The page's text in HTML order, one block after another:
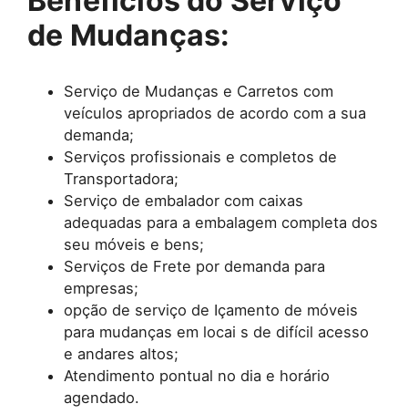
de Mudanças:
Serviço de Mudanças e Carretos com
veículos apropriados de acordo com a sua
demanda;
Serviços profissionais e completos de
Transportadora;
Serviço de embalador com caixas
adequadas para a embalagem completa dos
seu móveis e bens;
Serviços de Frete por demanda para
empresas;
opção de serviço de Içamento de móveis
para mudanças em locai s de difícil acesso
e andares altos;
Atendimento pontual no dia e horário
agendado.